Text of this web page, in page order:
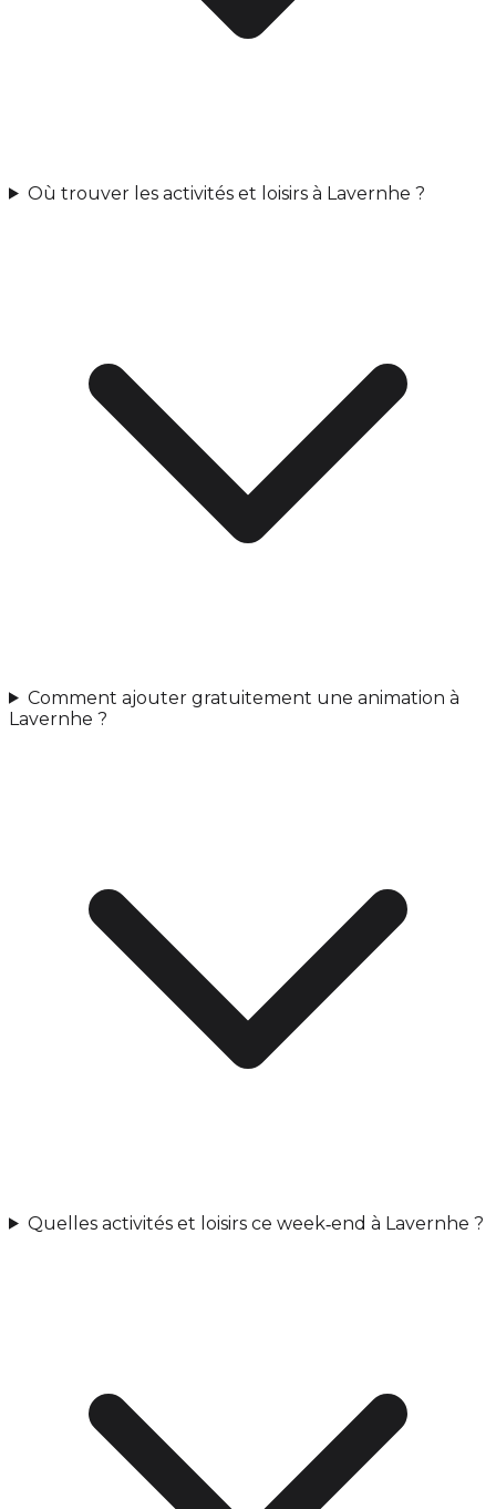
Où trouver les activités et loisirs à Lavernhe ?
Comment ajouter gratuitement une animation à
Lavernhe ?
Quelles activités et loisirs ce week‑end à Lavernhe ?